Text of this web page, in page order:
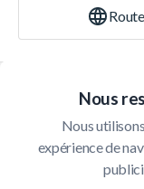
Nous
Nous
expérience de
Service Client